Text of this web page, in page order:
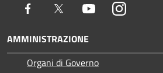
Facebook Twitter YoutubeInstagram
AMMINISTRAZIONE
Organi di Governo